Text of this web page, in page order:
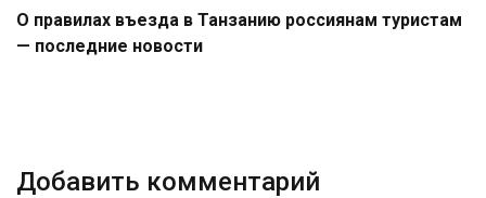
О правилах въезда в Танзанию россиянам туристам
— последние новости
Добавить комментарий